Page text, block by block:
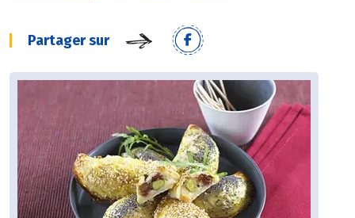
Partager sur